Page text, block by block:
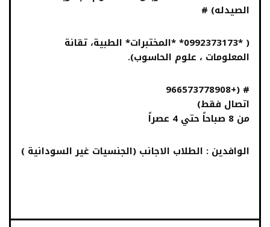
الصيدله) #
( *0992373173* *المختبرات* الطبية، تقانة
المعلومات ، علوم الحاسوب).
# (+966573778908
اتصال فقط)
من 8 صباحاً حتي 4 عصراً
الوافدين : الطلاب الاجانب (الجنسيات غير السودانية )